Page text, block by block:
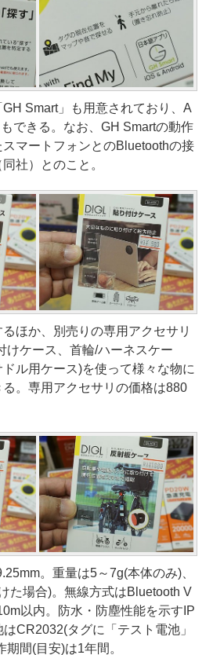
Smart」も用意されており、A
できる。なお、GH Smartの動作
マートフォンとのBluetoothの接
社）とのこと。
ほか、別売りの専用アクセサリ
けケース、首輪/ハーネスケー
ル用ケース)を使って様々な物に
。専用アクセサリの価格は880
。重量は5～7g(本体のみ)、
た場合)。無線方式はBluetooth V
以内。防水・防塵性能を示すIP
CR2032(タグに「テスト電池」
間(目安)は1年間。